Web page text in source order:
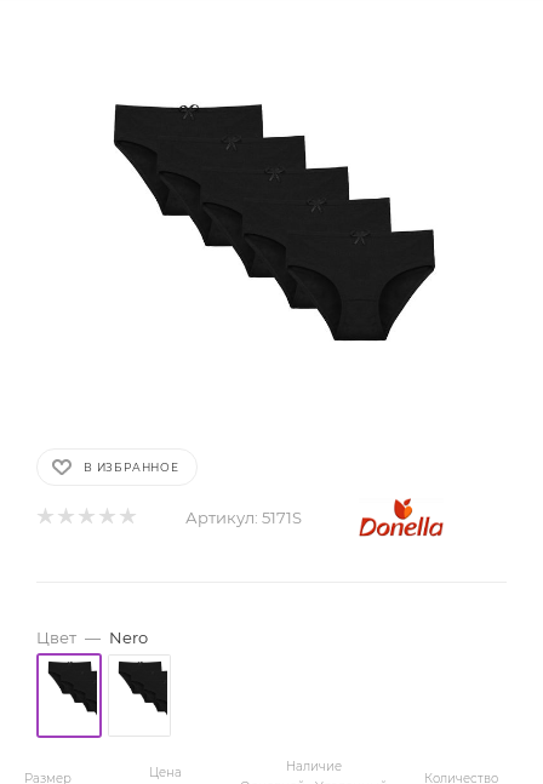
В ИЗБРАННОЕ
Артикул: 5171S
Цвет — Nero
Размер
Цена
Наличие
Количество